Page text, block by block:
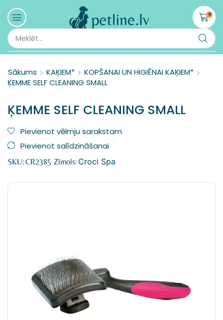
0
Sākums KAĶIEM*
KOPŠANAI UN HIGIĒNAI KAĶIEM*
ĶEMME SELF CLEANING SMALL
ĶEMME SELF CLEANING SMALL
Pievienot vēlmju sarakstam
Pievienot salīdzināšanai
SKU:CR2385 Zīmols: Croci Spa